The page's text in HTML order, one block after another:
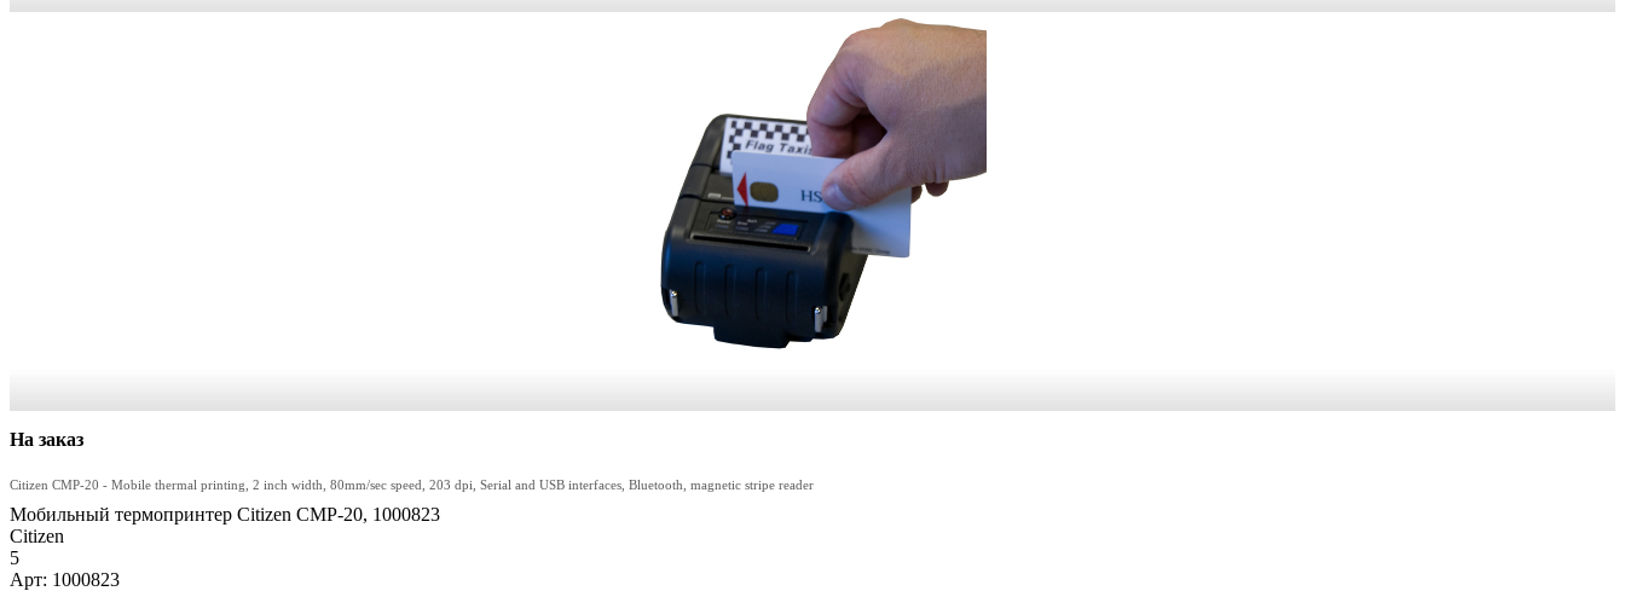
На заказ
Citizen CMP-20 - Mobile thermal printing, 2 inch width, 80mm/sec speed, 203 dpi, Serial and USB interfaces, Bluetooth, magnetic stripe reader
Мобильный термопринтер Citizen CMP-20, 1000823
Citizen
5
Арт: 1000823